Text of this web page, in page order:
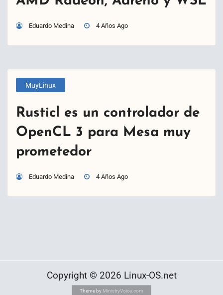
Eduardo Medina 4 Años Ago
MuyLinux
Rusticl es un controlador de
OpenCL 3 para Mesa muy
prometedor
Eduardo Medina 4 Años Ago
Copyright © 2026 Linux-OS.net
Theme by MinistryVoice.com